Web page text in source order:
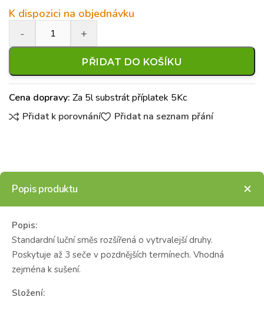
K dispozici na objednávku
PŘIDAT DO KOŠÍKU
Cena dopravy: Za 5l substrát příplatek 5Kc
Přidat k porovnání
Přidat na seznam přání
Popis produktu
Popis:
Standardní luční směs rozšířená o vytrvalejší druhy.
Poskytuje až 3 seče v pozdnějších termínech. Vhodná
zejména k sušení.
Složení: